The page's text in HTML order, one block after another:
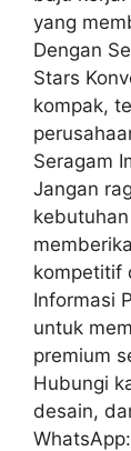
yang
Dengan
Stars
kompak,
Seragam
Jangan
kompetitif
Informasi
untuk
premium
Hubungi
desain,